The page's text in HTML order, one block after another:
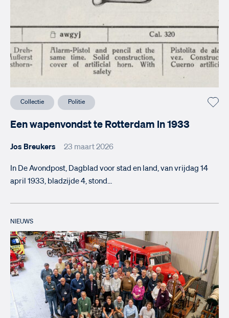
Collectie Politie
Een wapenvondst te Rotterdam in 1933
Jos Breukers 23 maart 2026
In De Avondpost, Dagblad voor stad en land, van vrijdag 14
april 1933, bladzijde 4, stond…
NIEUWS